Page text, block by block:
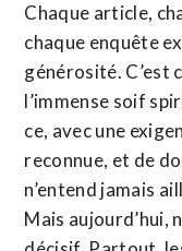
Chaque article,
chaque enquête
générosité. C’est
l’immense soif
ce, avec une
reconnue, et de
n’entend jamais
Mais aujourd’hui,